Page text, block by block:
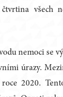
všech
nemoci se
úrazy.
2020.